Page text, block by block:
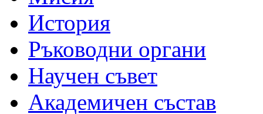
История
Ръководни органи
Научен съвет
Академичен състав